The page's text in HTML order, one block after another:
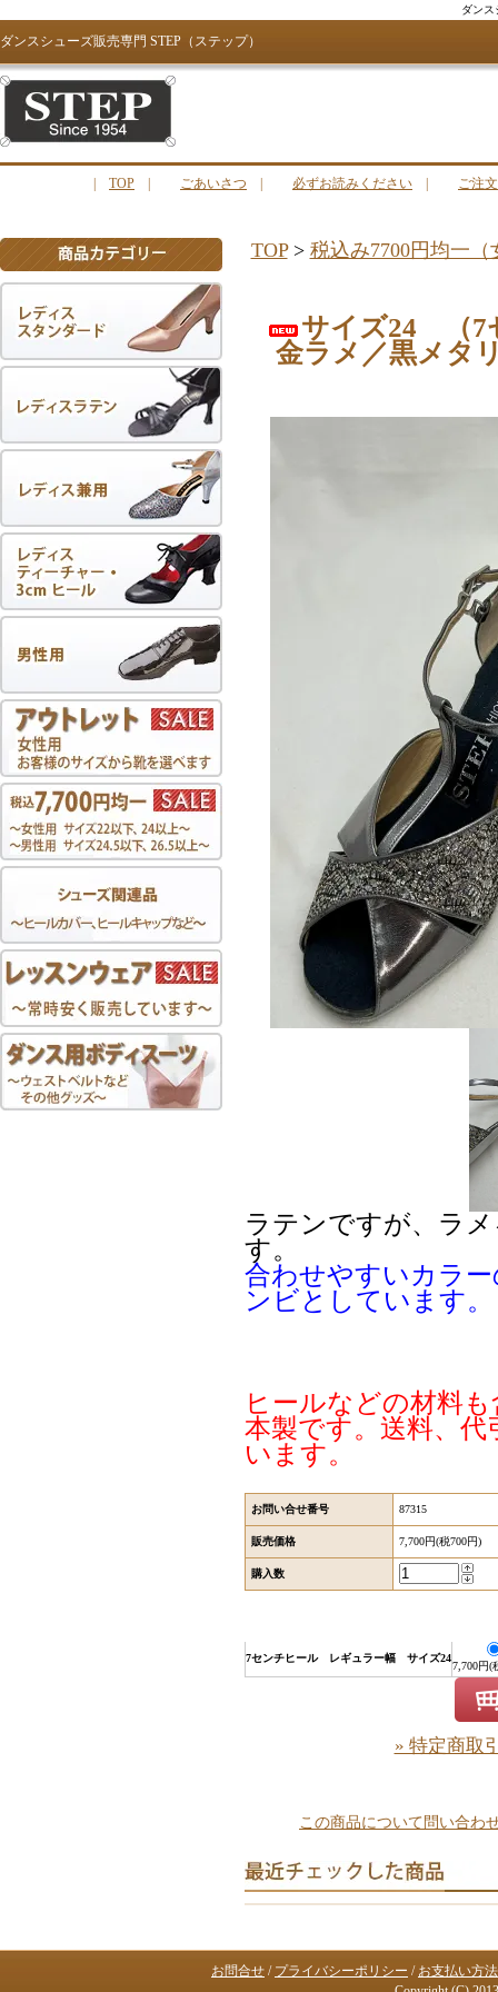
ダンス
ダンスシューズ販売専門 STEP（ステップ）
TOP ごあいさつ 必ずお読みください ご注
TOP> 税込み7700円均一
サイズ24 （
金ラメ／黒メ
ラテンですが、ラ
す。
合わせやすいカラ
ンビとしています。
ヒールなどの材料
本製です。送料、
います。
お問い合せ番号 87315
販売価格 7,700円(税700円)
購入数
7センチヒール レギュラー幅 サイズ24
7,700円(
» 特定商取
この商品について問い合わ
お問合せ / プライバシーポリシー / お支払い方